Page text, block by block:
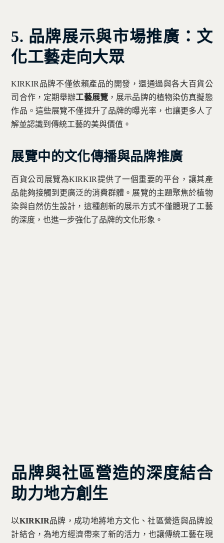
5. 品牌展示與市場推廣：文
化工藝走向大眾
KIRKIR品牌不僅依賴產品的開發，還通過與各大百貨公
司合作，定期舉辦工藝展覽 ，展示品牌的植物染仿真擬態
作品。這些展覽不僅提升了品牌的曝光率，也讓更多人了
解並認識到傳統工藝的美與價值。
展覽中的文化傳播與品牌推廣
百貨公司展覽為KIRKIR提供了一個重要的平台，讓其產
品能夠接觸到更廣泛的消費群體。展覽的主題聚焦於植物
染與自然仿生設計，這種創新的展示方式不僅體現了工藝
的深度，也進一步強化了品牌的文化形象。
品牌與社區營造的深度結合
助力地方創生
以KIRKIR品牌，成功地將地方文化、社區營造與品牌設
計結合，為地方經濟帶來了新的活力，也讓傳統工藝在現